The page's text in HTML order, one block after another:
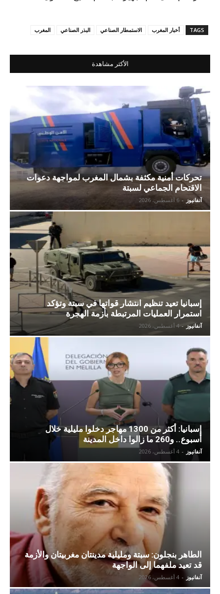
TAGS أخبار المغرب الاستمطار الصناعي البذر الصناعي المغرب
الأكثر مشاهدة
تحركات أمنية مكثفة بشمال المغرب لمواجهة دعوات
الاقتحام الجماعي لسبتة
آنفانيوز - 6 أغسطس، 2026
إسبانيا تعيد تنظيم انتشار قواتها في سبتة وتؤكد
استمرار العمليات المرتبطة بأزمة الهجرة
آنفانيوز - 4 أغسطس، 2026
إسبانيا: أكثر من 1300 مهاجر دخلوا مليلية خلال
أسبوع.. و260 ما زالوا داخل المدينة
آنفانيوز - 4 أغسطس، 2026
الطاهر بنجلون: سبتة ومليلية مدينتان مغربيتان والأزمة
قد تعيد ملفهما إلى الواجهة
آنفانيوز - 4 أغسطس، 2026